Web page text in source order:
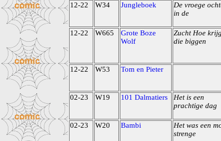
12-22 W34 Jungleboek
De vroege
in de
12-22 W665
Grote Boze
Wolf
Zucht Hoe
die biggen
12-22 W53 Tom en Pieter
02-23 W19 101 Dalmatiers
Het is een
prachtige dag
02-23 W20 Bambi
Het was een
strenge